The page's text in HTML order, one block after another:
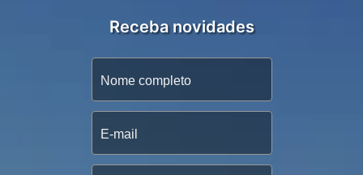
Receba novidades